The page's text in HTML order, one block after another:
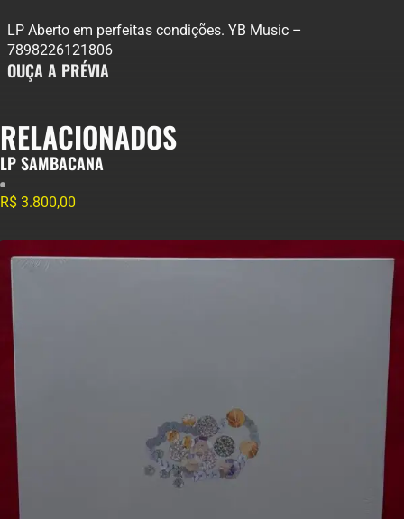
LP Aberto em perfeitas condições. YB Music –
7898226121806
OUÇA A PRÉVIA
RELACIONADOS
LP SAMBACANA
R$ 3.800,00